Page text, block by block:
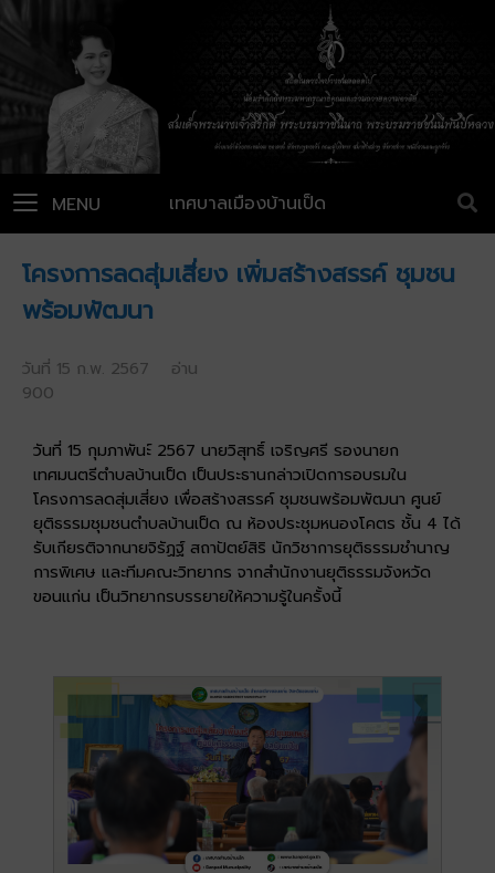
เทศบาลเมืองบ้านเป็ด
MENU
โครงการลดสุ่มเสี่ยง เพิ่มสร้างสรรค์ ชุมชน
พร้อมพัฒนา
วันที่ 15 ก.พ. 2567 อ่าน
900
วันที่ 15 กุมภาพันะ์ 2567 นายวิสุทธิ์ เจริญศรี รองนายก
เทศมนตรีตำบลบ้านเป็ด เป็นประธานกล่าวเปิดการอบรมใน
โครงการลดสุ่มเสี่ยง เพื่อสร้างสรรค์ ชุมชนพร้อมพัฒนา ศูนย์
ยุติธรรมชุมชนตำบลบ้านเป็ด ณ ห้องประชุมหนองโคตร ชั้น 4 ได้
รับเกียรติจากนายจิรัฏฐ์ สถาปัตย์สิริ นักวิชาการยุติธรรมชำนาญ
การพิเศษ และทีมคณะวิทยากร จากสำนักงานยุติธรรมจังหวัด
ขอนแก่น เป็นวิทยากรบรรยายให้ความรู้ในครั้งนี้